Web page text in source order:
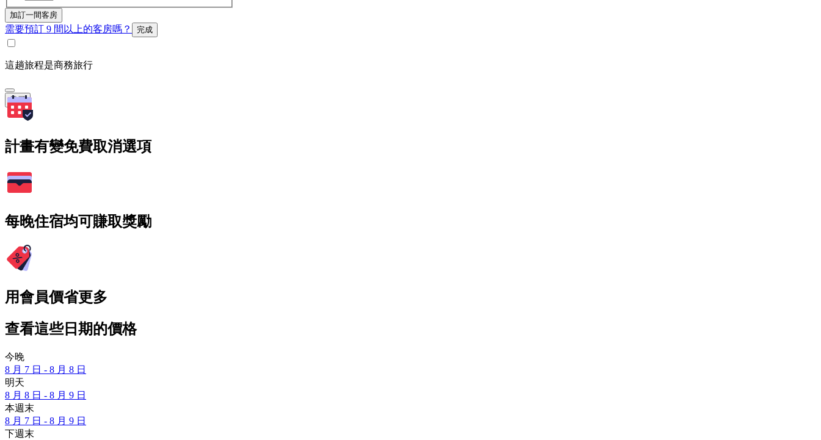
加訂一間客房
需要預訂 9 間以上的客房嗎？ 完成
這趟旅程是商務旅行
搜尋
計畫有變免費取消選項
每晚住宿均可賺取獎勵
用會員價省更多
查看這些日期的價格
今晚
8 月 7 日 - 8 月 8 日
明天
8 月 8 日 - 8 月 9 日
本週末
8 月 7 日 - 8 月 9 日
下週末